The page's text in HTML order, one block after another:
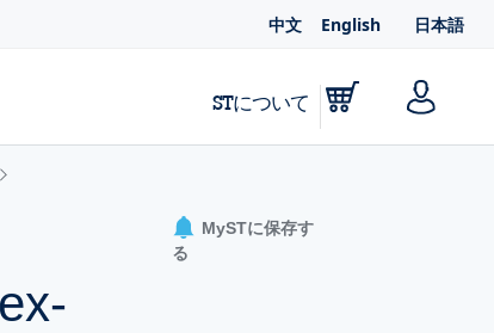
中文 English 日本語
STについて
MySTに保存す
る